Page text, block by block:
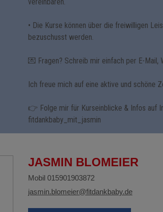
• Die Kurse können über die freiwilligen
bezuschusst werden.
💌 Fragen? Schreib mir einfach per E-Mail,
Ich freue mich auf eine aktive und schöne
👉 Folge mir für Kurseinblicke & Infos auf
fitdankbaby_mit_jasmin
JASMIN BLOMEIER
Mobil 015901903872
jasmin.blomeier@fitdankbaby.de